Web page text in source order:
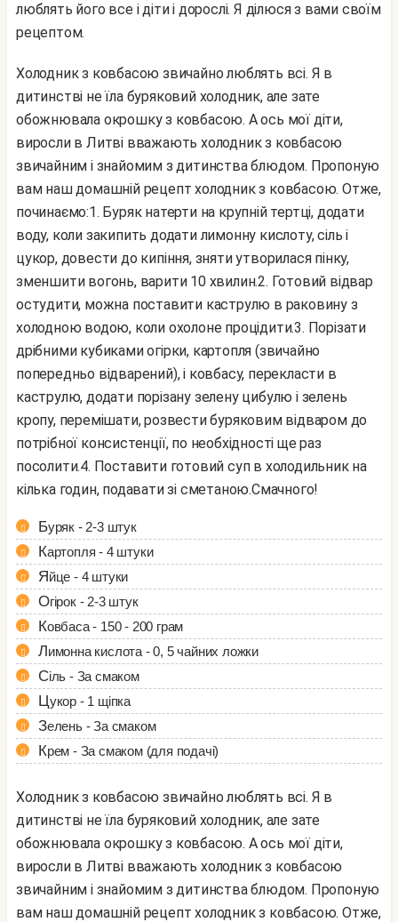
люблять його все і діти і дорослі. Я ділюся з вами своїм
рецептом.
Холодник з ковбасою звичайно люблять всі. Я в
дитинстві не їла буряковий холодник, але зате
обожнювала окрошку з ковбасою. А ось мої діти,
виросли в Литві вважають холодник з ковбасою
звичайним і знайомим з дитинства блюдом. Пропоную
вам наш домашній рецепт холодник з ковбасою. Отже,
починаємо:1. Буряк натерти на крупній тертці, додати
воду, коли закипить додати лимонну кислоту, сіль і
цукор, довести до кипіння, зняти утворилася пінку,
зменшити вогонь, варити 10 хвилин.2. Готовий відвар
остудити, можна поставити каструлю в раковину з
холодною водою, коли охолоне процідити.3. Порізати
дрібними кубиками огірки, картопля (звичайно
попередньо відварений), і ковбасу, перекласти в
каструлю, додати порізану зелену цибулю і зелень
кропу, перемішати, розвести буряковим відваром до
потрібної консистенції, по необхідності ще раз
посолити.4. Поставити готовий суп в холодильник на
кілька годин, подавати зі сметаною.Смачного!
Буряк - 2-3 штук
Картопля - 4 штуки
Яйце - 4 штуки
Огірок - 2-3 штук
Ковбаса - 150 - 200 грам
Лимонна кислота - 0, 5 чайних ложки
Сіль - За смаком
Цукор - 1 щіпка
Зелень - За смаком
Крем - За смаком (для подачі)
Холодник з ковбасою звичайно люблять всі. Я в
дитинстві не їла буряковий холодник, але зате
обожнювала окрошку з ковбасою. А ось мої діти,
виросли в Литві вважають холодник з ковбасою
звичайним і знайомим з дитинства блюдом. Пропоную
вам наш домашній рецепт холодник з ковбасою. Отже,